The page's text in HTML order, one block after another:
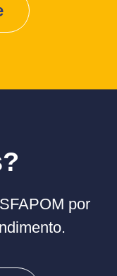
por